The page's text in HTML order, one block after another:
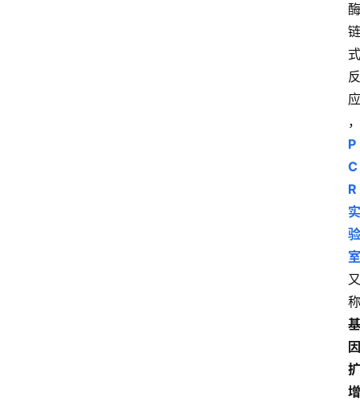
酶
链
式
反
应
，
P
C
R
实
验
室
又
称
基
因
扩
增